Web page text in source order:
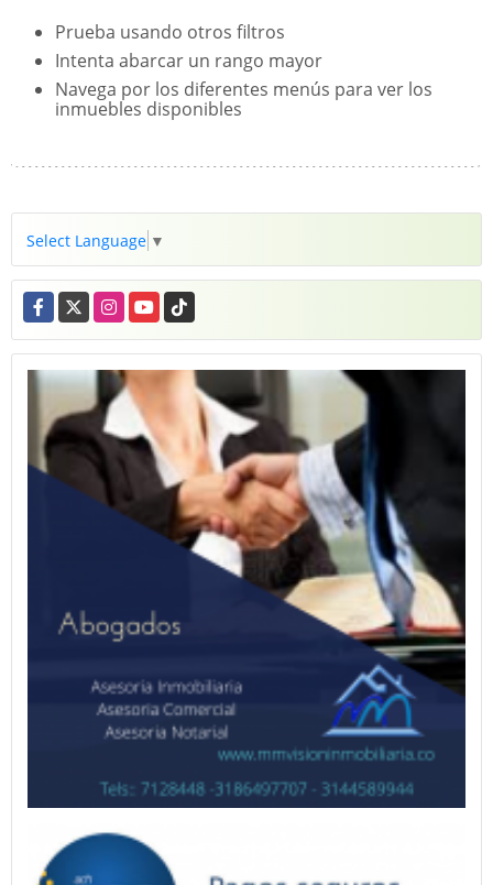
Prueba usando otros filtros
Intenta abarcar un rango mayor
Navega por los diferentes menús para ver los
inmuebles disponibles
Select Language ▼
Facebook
X InstagramYouTubeTikTok